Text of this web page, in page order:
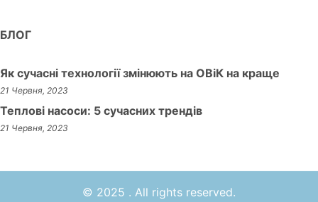
БЛОГ
Як сучасні технології змінюють на ОВіК на краще
21 Червня, 2023
Теплові насоси: 5 сучасних трендів
21 Червня, 2023
© 2025 . All rights reserved.